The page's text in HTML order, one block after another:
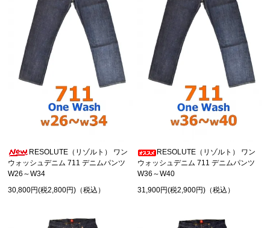
RESOLUTE（リゾルト） ワン
ウォッシュデニム 711 デニムパンツ
W26～W34
30,800円(税2,800円)（税込）
RESOLUTE（リゾルト） ワン
ウォッシュデニム 711 デニムパンツ
W36～W40
31,900円(税2,900円)（税込）